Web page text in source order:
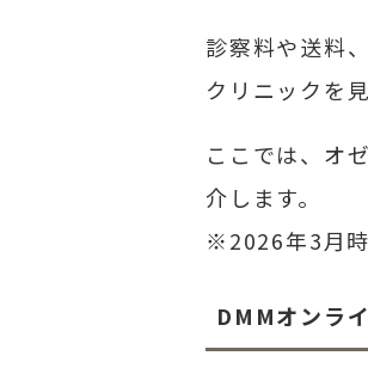
診察料や送料
クリニックを
ここでは、オ
介します。
※2026年3月時
DMMオンラ